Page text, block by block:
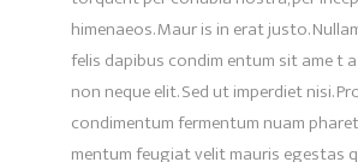
himenaeos. Maur is in erat justo.
felis dapibus condim entum sit ame t a
non neque elit. Sed ut imperdiet nisi.
condimentum fermentum nuam
mentum feugiat velit mauris egestas